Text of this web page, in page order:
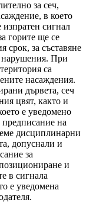
за сеч,
в което
сигнал
горите ще се
срок, за съставяне
нарушения. При
са
насаждения.
дървета, сеч
цвят, както и
е уведомено
на
дисциплинарни
допуснали и
за
и
в сигнала
е уведомена